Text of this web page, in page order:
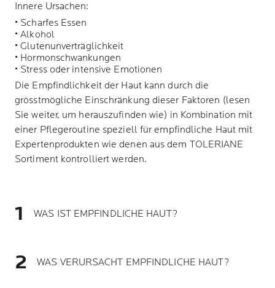
Innere Ursachen:
• Scharfes Essen
• Alkohol
• Glutenunverträglichkeit
• Hormonschwankungen
• Stress oder intensive Emotionen
Die Empfindlichkeit der Haut kann durch die
grösstmögliche Einschränkung dieser Faktoren (lesen
Sie weiter, um herauszufinden wie) in Kombination mit
einer Pflegeroutine speziell für empfindliche Haut mit
Expertenprodukten wie denen aus dem TOLERIANE
Sortiment kontrolliert werden.
WAS IST EMPFINDLICHE HAUT?
WAS VERURSACHT EMPFINDLICHE HAUT?